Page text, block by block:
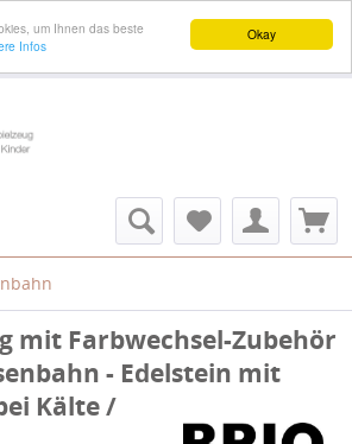
Okay
um Ihnen das beste
Infos
mit Farbwechsel-Zubehör
- Edelstein mit
Kälte /